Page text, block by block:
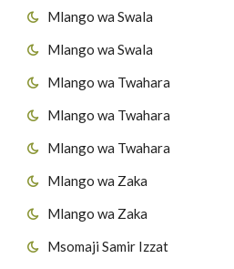
Mlango wa Swala
Mlango wa Swala
Mlango wa Twahara
Mlango wa Twahara
Mlango wa Twahara
Mlango wa Zaka
Mlango wa Zaka
Msomaji Samir Izzat